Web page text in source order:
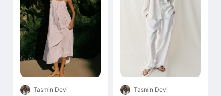
Tasmin Devi
Tasmin Devi